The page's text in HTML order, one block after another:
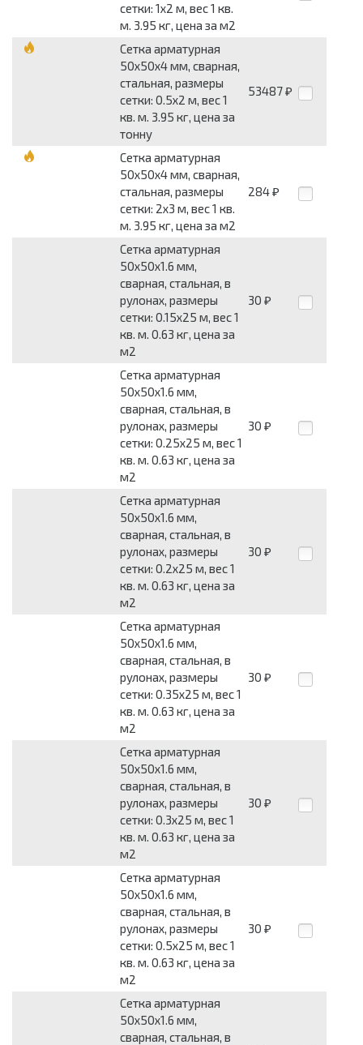
сетки: 1x2 м, вес 1 кв.
м. 3.95 кг, цена за м2
Сетка арматурная
50x50x4 мм, сварная,
стальная, размеры
сетки: 0.5x2 м, вес 1
кв. м. 3.95 кг, цена за
тонну
53487 ₽
Сетка арматурная
50x50x4 мм, сварная,
стальная, размеры
сетки: 2x3 м, вес 1 кв.
м. 3.95 кг, цена за м2
284 ₽
Сетка арматурная
50x50x1.6 мм,
сварная, стальная, в
рулонах, размеры
сетки: 0.15x25 м, вес 1
кв. м. 0.63 кг, цена за
м2
30 ₽
Сетка арматурная
50x50x1.6 мм,
сварная, стальная, в
рулонах, размеры
сетки: 0.25x25 м, вес 1
кв. м. 0.63 кг, цена за
м2
30 ₽
Сетка арматурная
50x50x1.6 мм,
сварная, стальная, в
рулонах, размеры
сетки: 0.2x25 м, вес 1
кв. м. 0.63 кг, цена за
м2
30 ₽
Сетка арматурная
50x50x1.6 мм,
сварная, стальная, в
рулонах, размеры
сетки: 0.35x25 м, вес 1
кв. м. 0.63 кг, цена за
м2
30 ₽
Сетка арматурная
50x50x1.6 мм,
сварная, стальная, в
рулонах, размеры
сетки: 0.3x25 м, вес 1
кв. м. 0.63 кг, цена за
м2
30 ₽
Сетка арматурная
50x50x1.6 мм,
сварная, стальная, в
рулонах, размеры
сетки: 0.5x25 м, вес 1
кв. м. 0.63 кг, цена за
м2
30 ₽
Сетка арматурная
50x50x1.6 мм,
сварная, стальная, в